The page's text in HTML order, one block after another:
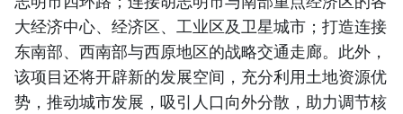
大经济中心、经济区、工业区及卫星城市；打造连接
东南部、西南部与西原地区的战略交通走廊。此外，
该项目还将开辟新的发展空间，充分利用土地资源优
势，推动城市发展，吸引人口向外分散，助力调节核